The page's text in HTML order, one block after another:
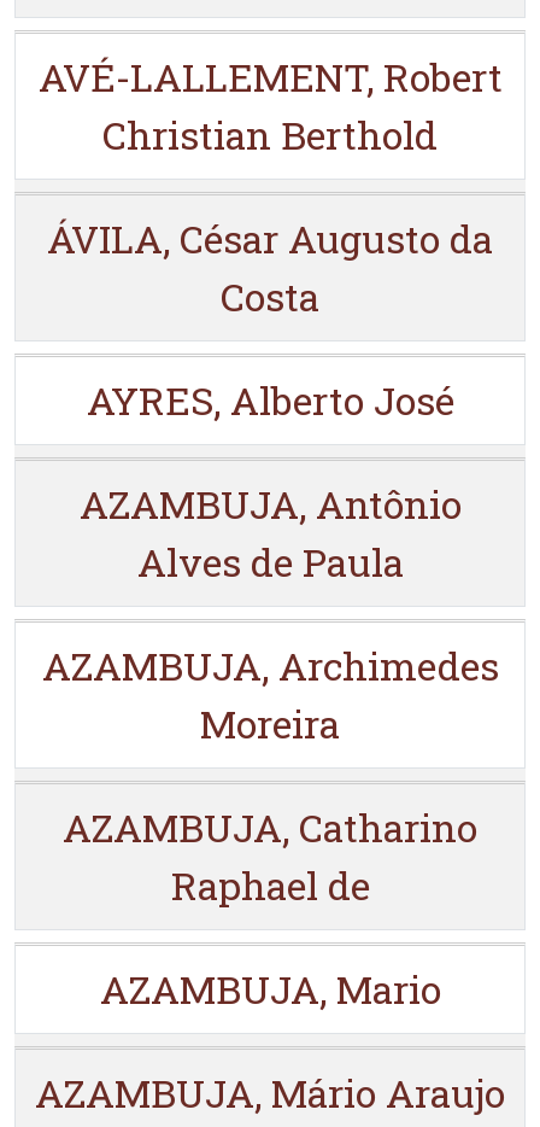
AVÉ-LALLEMENT, Robert
Christian Berthold
ÁVILA, César Augusto da
Costa
AYRES, Alberto José
AZAMBUJA, Antônio
Alves de Paula
AZAMBUJA, Archimedes
Moreira
AZAMBUJA, Catharino
Raphael de
AZAMBUJA, Mario
AZAMBUJA, Mário Araujo